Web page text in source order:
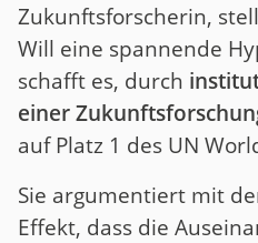
Zukunftsforscherin,
Will eine spannende
schafft es, durch
einer
auf Platz 1 des UN
Sie argumentiert mit
Effekt, dass die